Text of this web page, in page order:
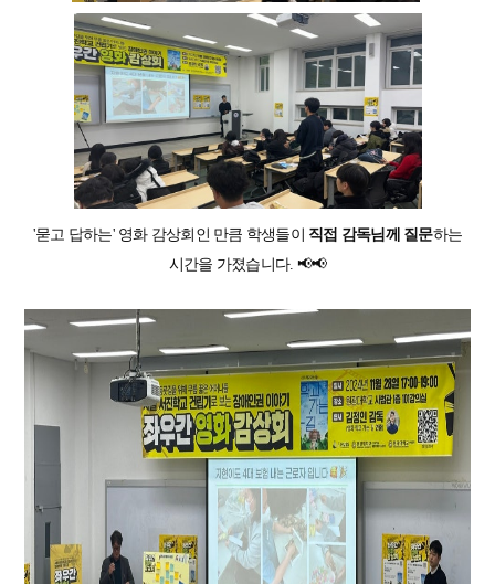
'묻고 답하는' 영화 감상회인 만큼 학생들이 직접 감독님께 질문하는
시간을 가졌습니다. 📢📢